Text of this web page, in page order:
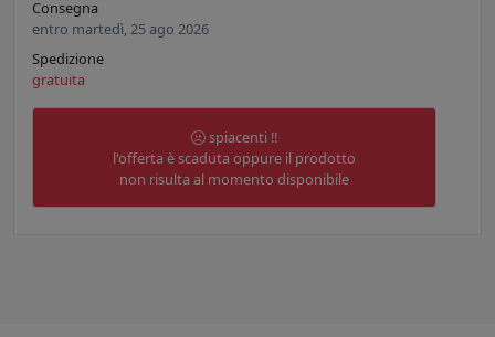
Consegna
entro martedì, 25 ago 2026
Spedizione
gratuita
spiacenti !!
l'offerta è scaduta oppure il prodotto
non risulta al momento disponibile